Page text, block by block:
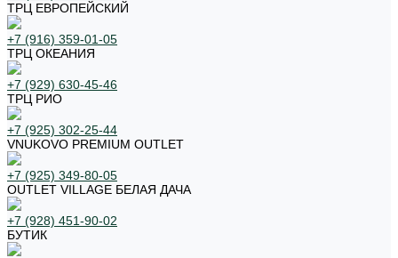
ТРЦ ЕВРОПЕЙСКИЙ
+7 (916) 359-01-05
ТРЦ ОКЕАНИЯ
+7 (929) 630-45-46
ТРЦ РИО
+7 (925) 302-25-44
VNUKOVO PREMIUM OUTLET
+7 (925) 349-80-05
OUTLET VILLAGE БЕЛАЯ ДАЧА
+7 (928) 451-90-02
БУТИК